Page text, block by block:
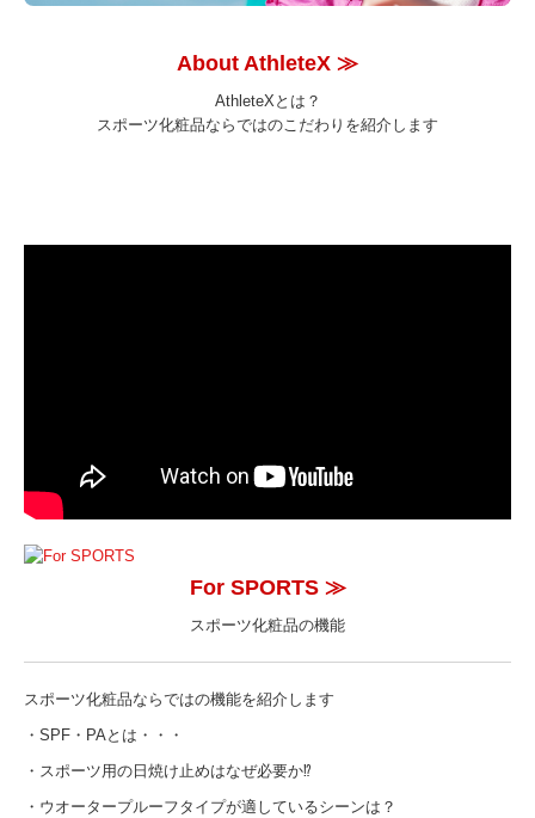
About AthleteX ≫
AthleteXとは？
スポーツ化粧品ならではのこだわりを紹介します
For SPORTS ≫
スポーツ化粧品の機能
スポーツ化粧品ならではの機能を紹介します
・SPF・PAとは・・・
・スポーツ用の日焼け止めはなぜ必要か⁉
・ウオータープルーフタイプが適しているシーンは？